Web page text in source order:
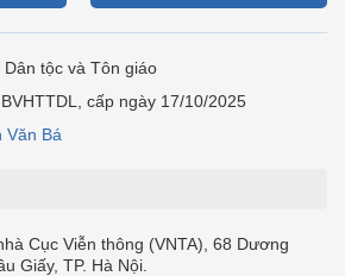
tộc và Tôn giáo
cấp ngày 17/10/2025
Văn Bá
Cục Viễn thông (VNTA), 68 Dương
Giấy, TP. Hà Nội.